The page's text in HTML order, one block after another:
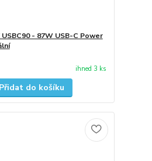
- 87W USB-C Power
ihned 3 ks
Přidat do košíku